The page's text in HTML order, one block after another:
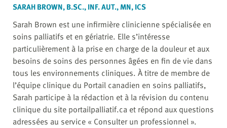
SARAH BROWN, B.SC., INF. AUT., MN, ICS
Sarah Brown est une infirmière clinicienne spécialisée en
soins palliatifs et en gériatrie. Elle s’intéresse
particulièrement à la prise en charge de la douleur et aux
besoins de soins des personnes âgées en fin de vie dans
tous les environnements cliniques. À titre de membre de
l’équipe clinique du Portail canadien en soins palliatifs,
Sarah participe à la rédaction et à la révision du contenu
clinique du site portailpalliatif.ca et répond aux questions
adressées au service « Consulter un professionnel ».